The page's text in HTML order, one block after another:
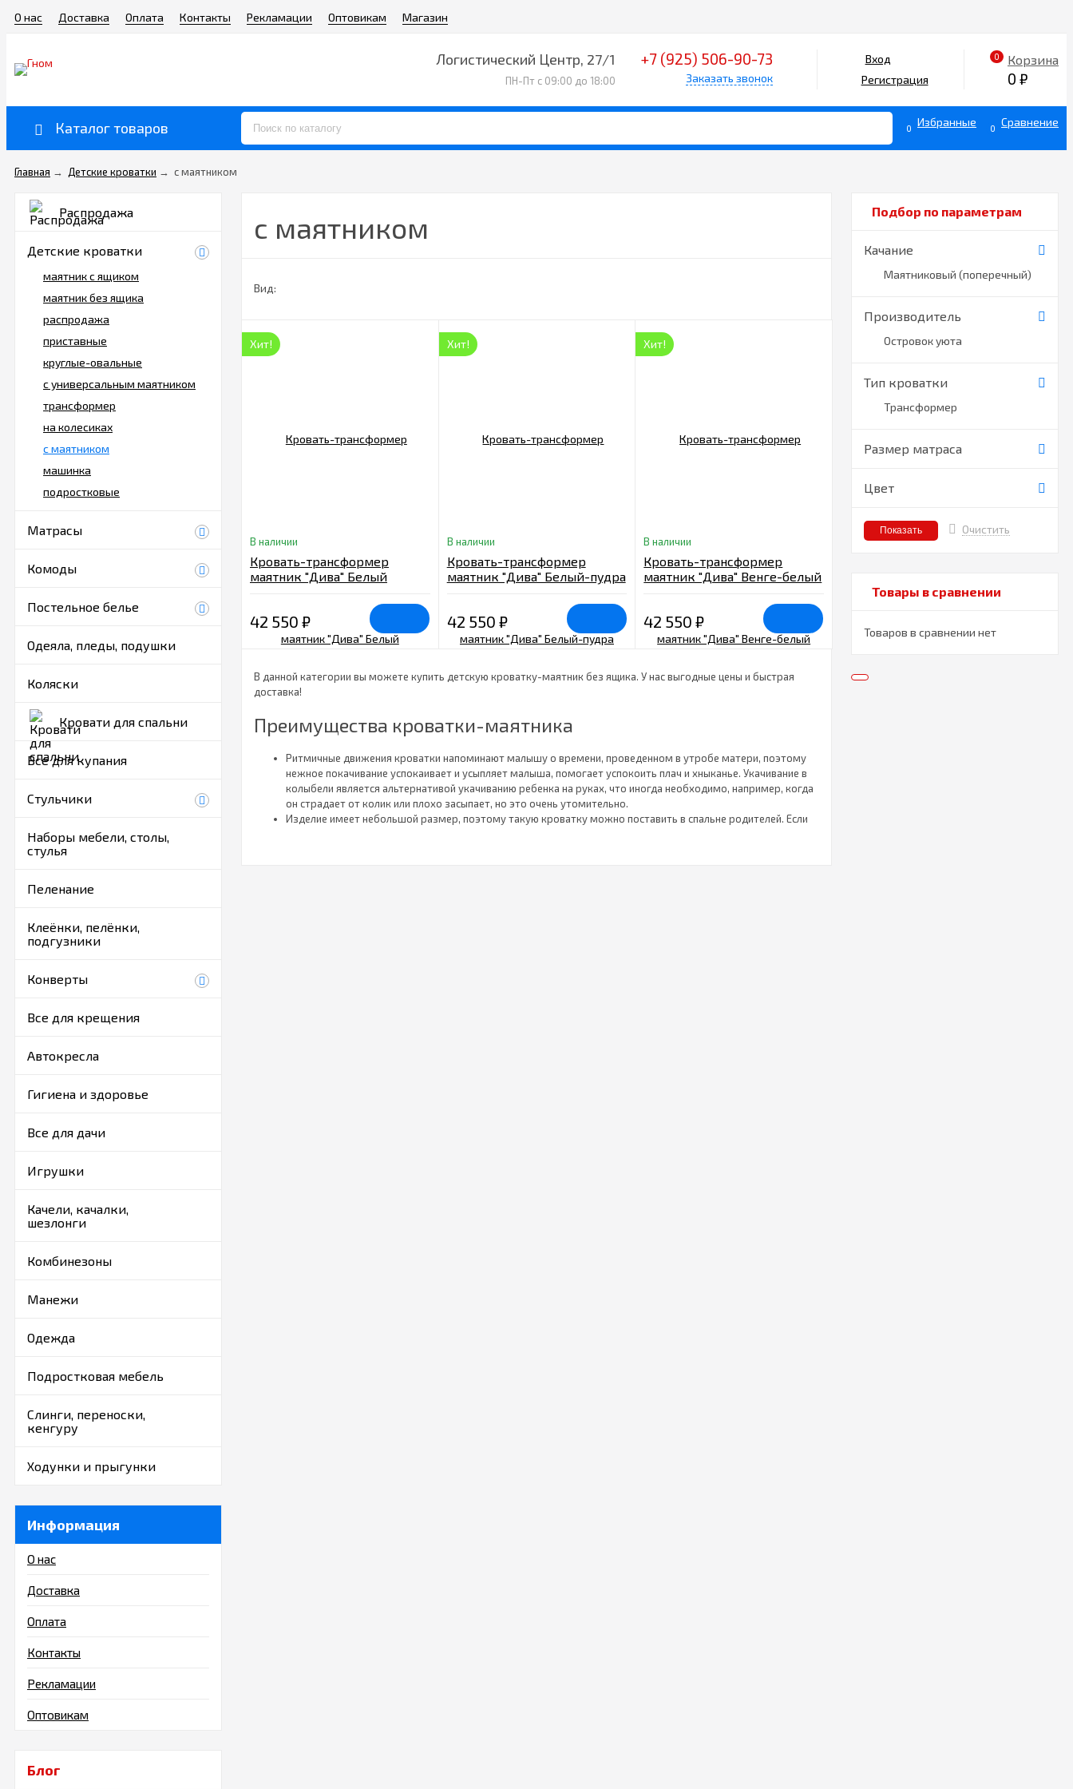
О нас Доставка Оплата Контакты Рекламации Оптовикам Магазин
Логистический Центр, 27/1
ПН-Пт с 09:00 до 18:00
+7 (925) 506-90-73
Заказать звонок
Вход
Регистрация
0 Корзина
0 ₽
Каталог товаров 0 Избранные 0 Сравнение
Главная → Детские кроватки → с маятником
Подбор по параметрам
Качание
Маятниковый (поперечный)
Производитель
Островок уюта
Тип кроватки
Трансформер
Размер матраса
Цвет
Очистить
Товары в сравнении
Товаров в сравнении нет
Распродажа
Детские кроватки
маятник с ящиком
маятник без ящика
распродажа
приставные
круглые-овальные
с универсальным маятником
трансформер
на колесиках
с маятником
машинка
подростковые
Матрасы
Комоды
Постельное белье
Одеяла, пледы, подушки
Коляски
Кровати для спальни
Все для купания
Стульчики
Наборы мебели, столы,
стулья
Пеленание
Клеёнки, пелёнки,
подгузники
Конверты
Все для крещения
Автокресла
Гигиена и здоровье
Все для дачи
Игрушки
Качели, качалки,
шезлонги
Комбинезоны
Манежи
Одежда
Подростковая мебель
Слинги, переноски,
кенгуру
Ходунки и прыгунки
Информация
О нас
Доставка
Оплата
Контакты
Рекламации
Оптовикам
Блог
с маятником
Вид:
Хит!
В наличии
Кровать-трансформер
маятник "Дива" Белый
42 550 ₽
Хит!
В наличии
Кровать-трансформер
маятник "Дива" Белый-пудра
42 550 ₽
Хит!
В наличии
Кровать-трансформер
маятник "Дива" Венге-белый
42 550₽
В данной категории вы можете купить детскую кроватку-маятник без ящика. У нас выгодные цены и быстрая
доставка!
Преимущества кроватки-маятника
Ритмичные движения кроватки напоминают малышу о времени, проведенном в утробе матери, поэтому
нежное покачивание успокаивает и усыпляет малыша, помогает успокоить плач и хныканье. Укачивание в
колыбели является альтернативой укачиванию ребенка на руках, что иногда необходимо, например, когда
он страдает от колик или плохо засыпает, но это очень утомительно.
Изделие имеет небольшой размер, поэтому такую кроватку можно поставить в спальне родителей. Если